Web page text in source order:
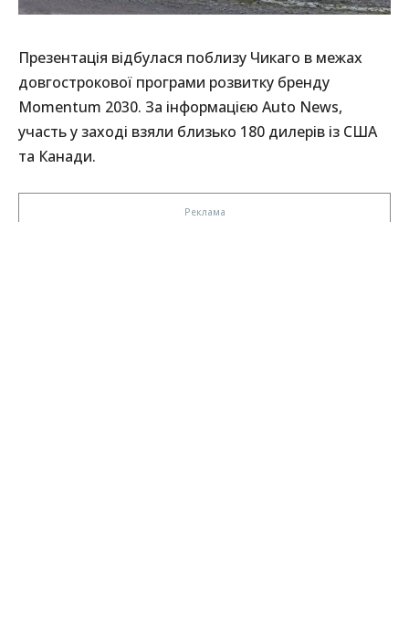
Презентація відбулася поблизу Чикаго в межах
довгострокової програми розвитку бренду
Momentum 2030. За інформацією Auto News,
участь у заході взяли близько 180 дилерів із США
та Канади.